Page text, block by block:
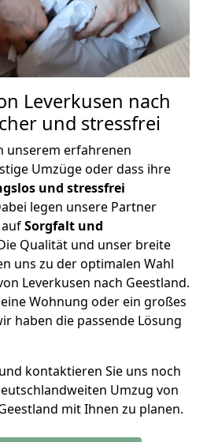
Leverkusen nach
und stressfrei
unserem erfahrenen
Umzüge oder dass ihre
und stressfrei
legen unsere Partner
Sorgfalt und
Qualität und unser breite
uns zu der optimalen Wahl
Leverkusen nach Geestland.
Wohnung oder ein großes
haben die passende Lösung
und kontaktieren Sie uns noch
Umzug von
mit Ihnen zu planen.